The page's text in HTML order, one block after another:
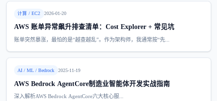
计算 / EC2 2026-01-20
AWS 账单异常飙升排查清单：Cost Explorer + 常见坑
账单突然暴涨，最怕的是“越查越乱”。作为架构师，我通常按“先...
AI / ML / Bedrock 2025-11-19
AWS Bedrock AgentCore制造业智能体开发实战指南
深入解析AWS Bedrock AgentCore六大核心服...